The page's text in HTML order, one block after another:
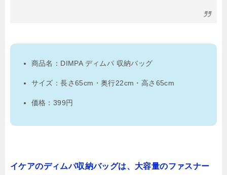
商品名：DIMPA ディムパ 収納バッグ
サイズ：長さ65cm・奥行22cm・高さ65cm
価格：399円
イケアのディムパ収納バッグは、大容量のファスナー